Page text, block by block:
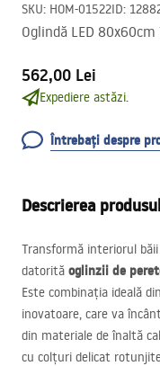
SKU: HOM-01522ID:
Oglindă LED 80x60cm
562,00 Lei
Expediere astăzi.
Întrebați despre
Descrierea
Transformă interiorul
datorită oglinzii de
Este combinația ideală
inovatoare, care va
din materiale de înaltă
cu colțuri delicat